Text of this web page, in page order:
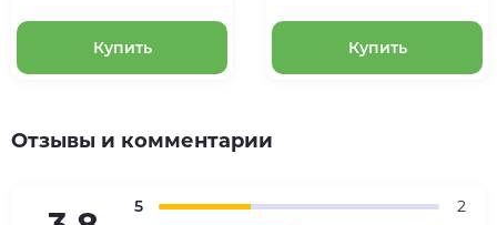
Купить Купить
Отзывы и комментарии
5
2